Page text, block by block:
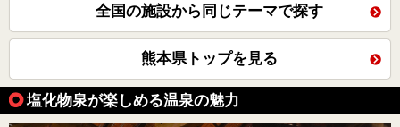
全国の施設から同じテーマで探す
熊本県トップを見る
塩化物泉が楽しめる温泉の魅力